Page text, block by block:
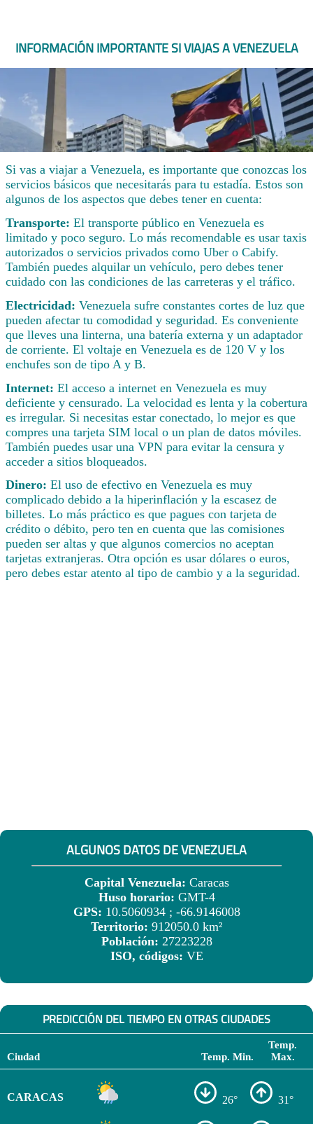
INFORMACIÓN IMPORTANTE SI VIAJAS A VENEZUELA
Si vas a viajar a Venezuela, es importante que conozcas los
servicios básicos que necesitarás para tu estadía. Estos son
algunos de los aspectos que debes tener en cuenta:
Transporte: El transporte público en Venezuela es
limitado y poco seguro. Lo más recomendable es usar taxis
autorizados o servicios privados como Uber o Cabify.
También puedes alquilar un vehículo, pero debes tener
cuidado con las condiciones de las carreteras y el tráfico.
Electricidad: Venezuela sufre constantes cortes de luz que
pueden afectar tu comodidad y seguridad. Es conveniente
que lleves una linterna, una batería externa y un adaptador
de corriente. El voltaje en Venezuela es de 120 V y los
enchufes son de tipo A y B.
Internet: El acceso a internet en Venezuela es muy
deficiente y censurado. La velocidad es lenta y la cobertura
es irregular. Si necesitas estar conectado, lo mejor es que
compres una tarjeta SIM local o un plan de datos móviles.
También puedes usar una VPN para evitar la censura y
acceder a sitios bloqueados.
Dinero: El uso de efectivo en Venezuela es muy
complicado debido a la hiperinflación y la escasez de
billetes. Lo más práctico es que pagues con tarjeta de
crédito o débito, pero ten en cuenta que las comisiones
pueden ser altas y que algunos comercios no aceptan
tarjetas extranjeras. Otra opción es usar dólares o euros,
pero debes estar atento al tipo de cambio y a la seguridad.
ALGUNOS DATOS DE VENEZUELA
Capital Venezuela: Caracas
Huso horario: GMT-4
GPS: 10.5060934 ; -66.9146008
Territorio: 912050.0 km²
Población: 27223228
ISO, códigos: VE
PREDICCIÓN DEL TIEMPO EN OTRAS CIUDADES
Ciudad Temp. Min.
Temp.
Max.
CARACAS 26° 31°